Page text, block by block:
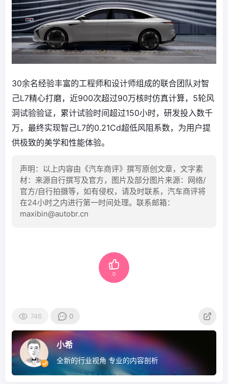
30余名经验丰富的工程师和设计师组成的联合团队对智
己L7精心打磨，近900次超过90万核时仿真计算，5轮风
洞试验验证，累计试验时间超过150小时，研发投入数千
万，最终实现智己L7的0.21Cd超低风阻系数，为用户提
供极致的美学和性能体验。
声明：以上内容由《汽车商评》撰写原创文章，文字素
材：来源自行撰写及官方，图片及部分图片来源：网络/
官方/自行拍摄等，如有侵权，请及时联系，汽车商评将
在24小时之内进行第一时间处理。联系邮箱：
maxibin@autobr.cn
0
746 0
小希
全新的行业视角 专业的内容剖析